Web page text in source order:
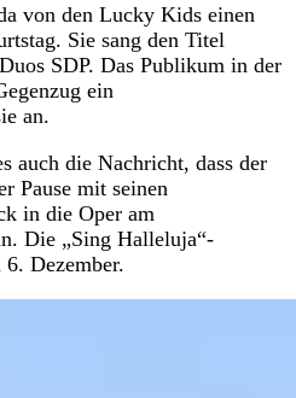
von den Lucky Kids einen
Sie sang den Titel
SDP. Das Publikum in der
ein
an.
auch die Nachricht, dass der
Pause mit seinen
in die Oper am
Die „Sing Halleluja“-
Dezember.